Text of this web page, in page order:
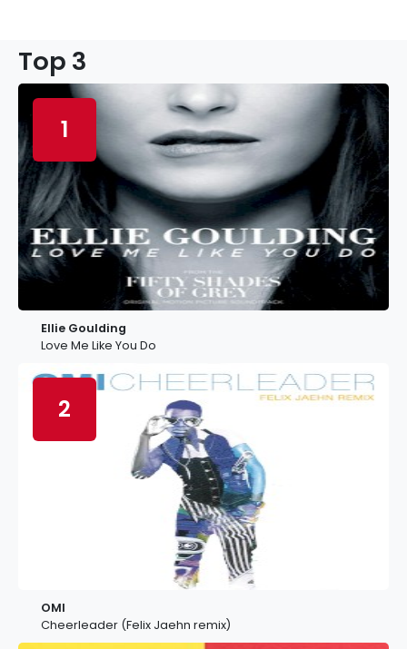
Top 3
1
Ellie Goulding
Love Me Like You Do
2
OMI
Cheerleader (Felix Jaehn remix)